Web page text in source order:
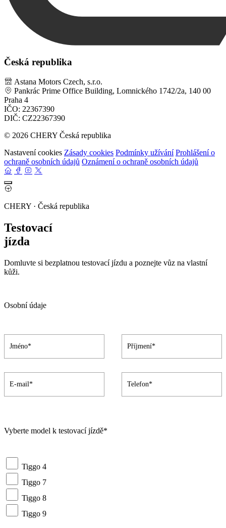
Česká republika
Astana Motors Czech, s.r.o.
Pankrác Prime Office Building, Lomnického 1742/2a, 140 00
Praha 4
IČO: 22367390
DIČ: CZ22367390
© 2026 CHERY Česká republika
Nastavení cookies Zásady cookies Podmínky užívání Prohlášení o
ochraně osobních údajů Oznámení o ochraně osobních údajů
CHERY · Česká republika
Testovací
jízda
Domluvte si bezplatnou testovací jízdu a poznejte vůz na vlastní
kůži.
Osobní údaje
Vyberte model k testovací jízdě*
Tiggo 4
Tiggo 7
Tiggo 8
Tiggo 9